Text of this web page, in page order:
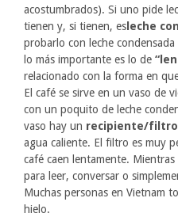
acostumbrados). Si uno pide
tienen y, si tienen, es leche
probarlo con leche
lo más importante es lo de
relacionado con la forma en
El café se sirve en un vaso de
con un poquito de leche
vaso hay un recipiente/filtro
agua caliente. El filtro es muy
café caen lentamente. Mientras
para leer, conversar o
Muchas personas en Vietnam
hielo.